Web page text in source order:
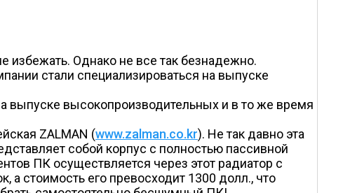
избежать. Однако не все так безнадежно.
стали специализироваться на выпуске
выпуске высокопроизводительных и в то же время
ZALMAN (www.zalman.co.kr). Не так давно эта
собой корпус с полностью пассивной
ПК осуществляется через этот радиатор с
а стоимость его превосходит 1300 долл., что